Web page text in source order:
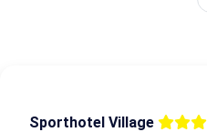
Sporthotel Village